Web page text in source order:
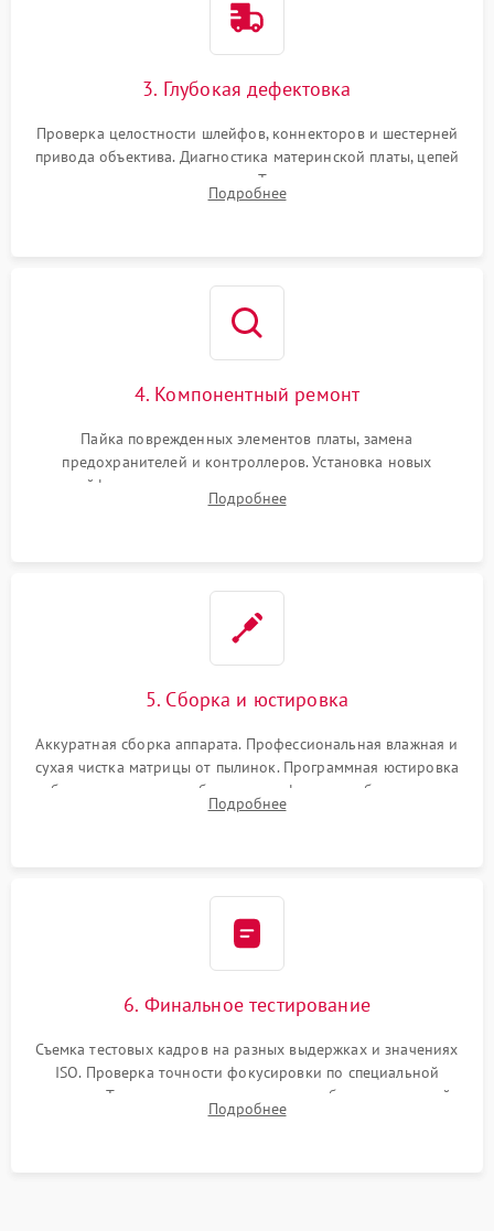
3. Глубокая дефектовка
Проверка целостности шлейфов, коннекторов и шестерней
привода объектива. Диагностика материнской платы, цепей
питания и картоприемника. Тестирование механизма
затвора и блока внутрикамерной стабилизации.
Подробнее
4. Компонентный ремонт
Пайка поврежденных элементов платы, замена
предохранителей и контроллеров. Установка новых
шлейфов, дисплея, механизма затвора или двигателя
автофокуса. Восстановление геометрии тубуса объектива
Подробнее
5. Сборка и юстировка
Аккуратная сборка аппарата. Профессиональная влажная и
сухая чистка матрицы от пылинок. Программная юстировка
рабочего отрезка, калибровка автофокуса, стабилизатора и
экспозамера с помощью сервисного ПО.
Подробнее
6. Финальное тестирование
Съемка тестовых кадров на разных выдержках и значениях
ISO. Проверка точности фокусировки по специальной
мишени. Тест записи на карту памяти, работы встроенной
вспышки, микрофона и всех кнопок управления.
Подробнее